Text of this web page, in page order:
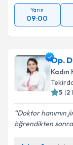
Yarın
09:00
Op.
Kadın
5 (2
Doktor hanımın
öğrendikten